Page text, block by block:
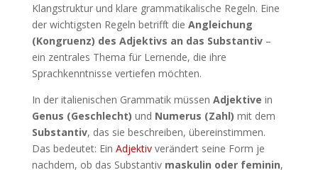
Klangstruktur und klare grammatikalische Regeln. Eine
der wichtigsten Regeln betrifft die Angleichung
(Kongruenz) des Adjektivs an das Substantiv–
ein zentrales Thema für Lernende, die ihre
Sprachkenntnisse vertiefen möchten.
In der italienischen Grammatik müssen Adjektive in
Genus (Geschlecht) und Numerus (Zahl) mit dem
Substantiv, das sie beschreiben, übereinstimmen.
Das bedeutet: Ein Adjektivverändert seine Form je
nachdem, ob das Substantiv maskulin oder feminin,